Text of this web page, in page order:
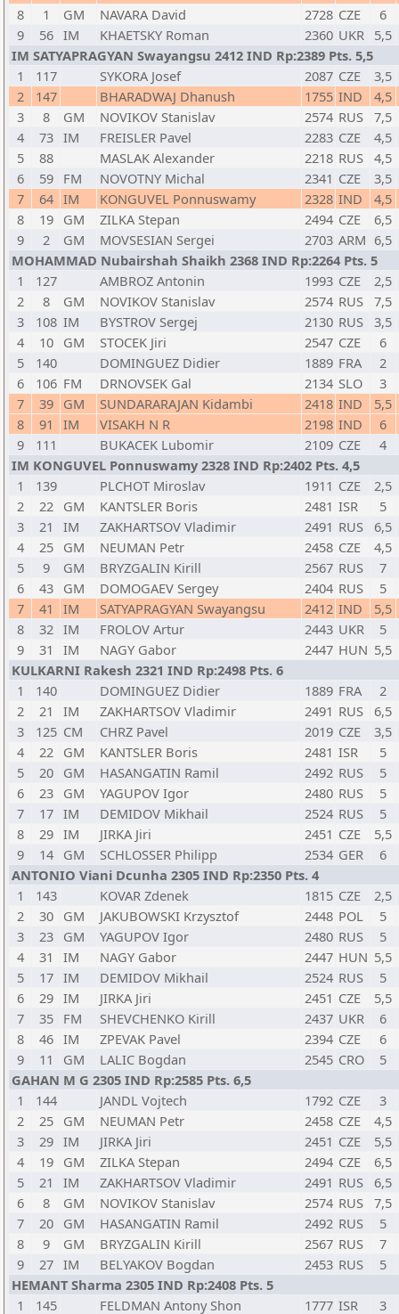
8
1 GM NAVARA David 2728 CZE
6
9
56 IM KHAETSKY Roman 2360 UKR 5,5
IM SATYAPRAGYAN Swayangsu 2412 IND Rp:2389 Pts. 5,5
1
117 SYKORA Josef 2087 CZE
3,5
2
147 BHARADWAJ Dhanush 1755 IND
4,5
3
8 GM NOVIKOV Stanislav 2574 RUS
7,5
4
73 IM FREISLER Pavel 2283 CZE
4,5
5
88 MASLAK Alexander 2218 RUS
4,5
6
59 FM NOVOTNY Michal 2341 CZE
3,5
7
64 IM KONGUVEL Ponnuswamy 2328 IND
4,5
8
19 GM ZILKA Stepan 2494 CZE
6,5
9
2 GM MOVSESIAN Sergei 2703 ARM 6,5
MOHAMMAD Nubairshah Shaikh 2368 IND Rp:2264 Pts. 5
1
127 AMBROZ Antonin 1993 CZE
2,5
2
8 GM NOVIKOV Stanislav 2574 RUS
7,5
3
108 IM BYSTROV Sergej 2130 RUS
3,5
4
10 GM STOCEK Jiri 2547 CZE
6
5
140 DOMINGUEZ Didier 1889 FRA
2
6
106 FM DRNOVSEK Gal 2134 SLO
3
7
39 GM SUNDARARAJAN Kidambi 2418 IND
5,5
8
91 IM VISAKH N R 2198 IND
6
9
111 BUKACEK Lubomir 2109 CZE
4
IM KONGUVEL Ponnuswamy 2328 IND Rp:2402 Pts. 4,5
1
139 PLCHOT Miroslav 1911 CZE
2,5
2
22 GM KANTSLER Boris 2481 ISR
5
3
21 IM ZAKHARTSOV Vladimir 2491 RUS
6,5
4
25 GM NEUMAN Petr 2458 CZE
4,5
5
9 GM BRYZGALIN Kirill 2567 RUS
7
6
43 GM DOMOGAEV Sergey 2404 RUS
5
7
41 IM SATYAPRAGYAN Swayangsu 2412 IND
5,5
8
32 IM FROLOV Artur 2443 UKR
5
9
31 IM NAGY Gabor 2447 HUN 5,5
KULKARNI Rakesh 2321 IND Rp:2498 Pts. 6
1
140 DOMINGUEZ Didier 1889 FRA
2
2
21 IM ZAKHARTSOV Vladimir 2491 RUS
6,5
3
125 CM CHRZ Pavel 2019 CZE
3,5
4
22 GM KANTSLER Boris 2481 ISR
5
5
20 GM HASANGATIN Ramil 2492 RUS
5
6
23 GM YAGUPOV Igor 2480 RUS
5
7
17 IM DEMIDOV Mikhail 2524 RUS
5
8
29 IM JIRKA Jiri 2451 CZE
5,5
9
14 GM SCHLOSSER Philipp 2534 GER
6
ANTONIO Viani Dcunha 2305 IND Rp:2350 Pts. 4
1
143 KOVAR Zdenek 1815 CZE
2,5
2
30 GM JAKUBOWSKI Krzysztof 2448 POL
5
3
23 GM YAGUPOV Igor 2480 RUS
5
4
31 IM NAGY Gabor 2447 HUN 5,5
5
17 IM DEMIDOV Mikhail 2524 RUS
5
6
29 IM JIRKA Jiri 2451 CZE
5,5
7
35 FM SHEVCHENKO Kirill 2437 UKR
6
8
46 IM ZPEVAK Pavel 2394 CZE
6
9
11 GM LALIC Bogdan 2545 CRO
5
GAHAN M G 2305 IND Rp:2585 Pts. 6,5
1
144 JANDL Vojtech 1792 CZE
3
2
25 GM NEUMAN Petr 2458 CZE
4,5
3
29 IM JIRKA Jiri 2451 CZE
5,5
4
19 GM ZILKA Stepan 2494 CZE
6,5
5
21 IM ZAKHARTSOV Vladimir 2491 RUS
6,5
6
8 GM NOVIKOV Stanislav 2574 RUS
7,5
7
20 GM HASANGATIN Ramil 2492 RUS
5
8
9 GM BRYZGALIN Kirill 2567 RUS
7
9
27 IM BELYAKOV Bogdan 2453 RUS
5
HEMANT Sharma 2305 IND Rp:2408 Pts. 5
1
145 FELDMAN Antony Shon 1777 ISR 3